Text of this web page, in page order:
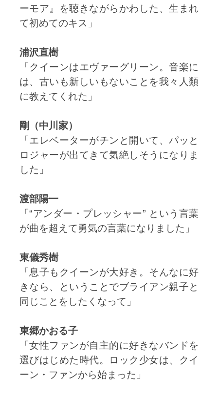
ーモア』を聴きながらかわした、生まれ
て初めてのキス」
浦沢直樹
「クイーンはエヴァーグリーン。音楽に
は、古いも新しいもないことを我々人類
に教えてくれた」
剛（中川家）
「エレベーターがチンと開いて、パッと
ロジャーが出てきて気絶しそうになりま
した」
渡部陽一
「“アンダー・プレッシャー” という言葉
が曲を超えて勇気の言葉になりました」
東儀秀樹
「息子もクイーンが大好き。そんなに好
きなら、ということでブライアン親子と
同じことをしたくなって」
東郷かおる子
「女性ファンが自主的に好きなバンドを
選びはじめた時代。ロック少女は、クイ
ーン・ファンから始まった」